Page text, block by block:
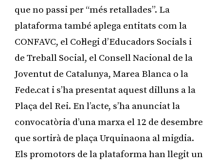
que no passi per “més retallades”. La
plataforma també aplega entitats com la
CONFAVC, el Col·legi d’Educadors Socials i
de Treball Social, el Consell Nacional de la
Joventut de Catalunya, Marea Blanca o la
Fede.cat i s’ha presentat aquest dilluns a la
Plaça del Rei. En l’acte, s’ha anunciat la
convocatòria d’una marxa el 12 de desembre
que sortirà de plaça Urquinaona al migdia.
Els promotors de la plataforma han llegit un